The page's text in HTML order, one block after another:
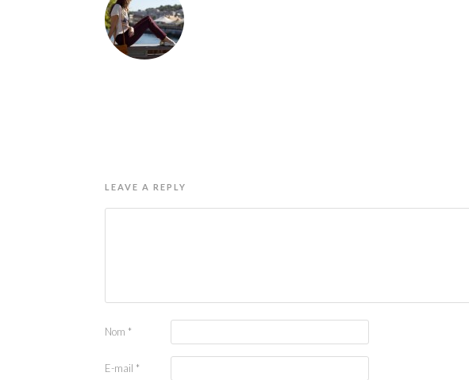
LEAVE A REPLY
Nom *
E-mail *